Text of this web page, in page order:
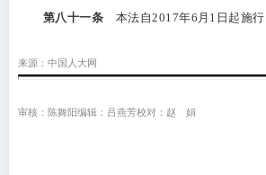
第八十一条 本法自2017年6月1日起施行
来源：中国人大网
审核：陈舞阳编辑：吕燕芳校对：赵 娟